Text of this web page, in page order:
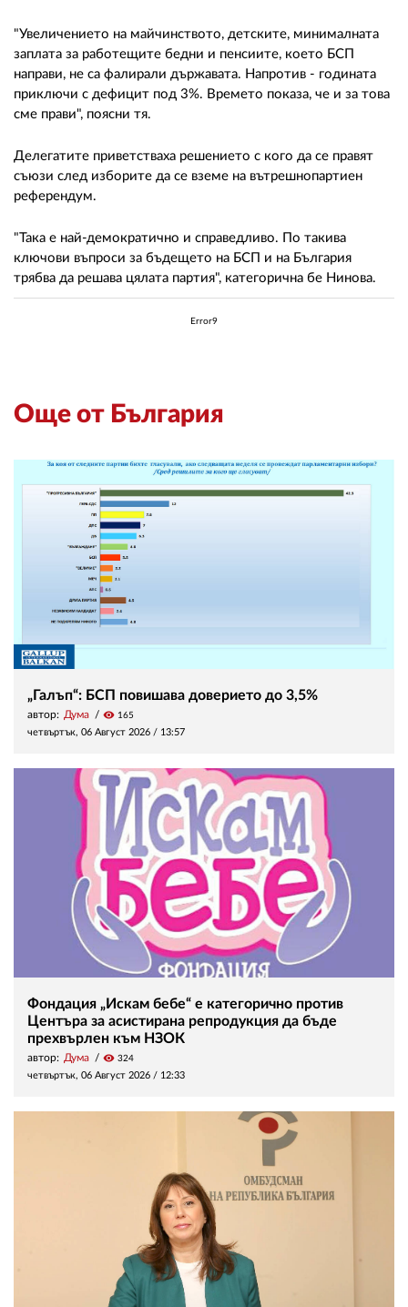
"Увеличението на майчинството, детските, минималната
заплата за работещите бедни и пенсиите, което БСП
направи, не са фалирали държавата. Напротив - годината
приключи с дефицит под 3%. Времето показа, че и за това
сме прави", поясни тя.
Делегатите приветстваха решението с кого да се правят
съюзи след изборите да се вземе на вътрешнопартиен
референдум.
"Така е най-демократично и справедливо. По такива
ключови въпроси за бъдещето на БСП и на България
трябва да решава цялата партия", категорична бе Нинова.
Error9
Още от България
„Галъп“: БСП повишава доверието до 3,5%
автор: Дума visibility 165
четвъртък, 06 Август 2026 / 13:57
Фондация „Искам бебе“ е категорично против
Центъра за асистирана репродукция да бъде
прехвърлен към НЗОК
автор: Дума visibility 324
четвъртък, 06 Август 2026 / 12:33